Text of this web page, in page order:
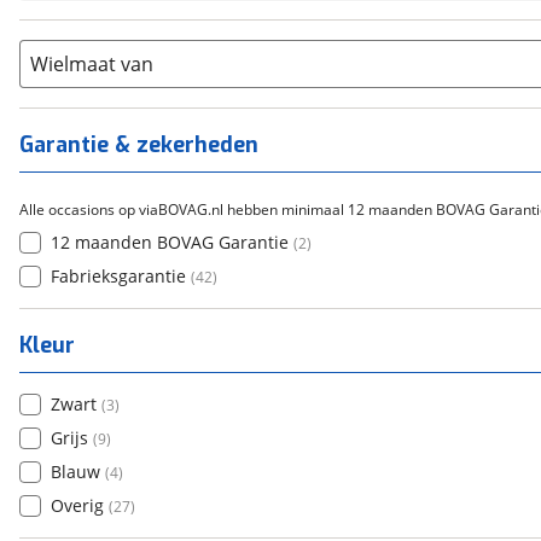
Flyer (0)
Overig ( 0)
21+
Scandium
Staal (0 )
Tica
Wielmaat van
Garantie & zekerheden
Alle occasions op viaBOVAG.nl hebben minimaal 12 maanden BOVAG
12 maanden BOVAG Garantie (2)
Fabrieksgarantie (42)
Kleur
Zwart (3)
Grijs (9)
Blauw (4)
Overig (27)